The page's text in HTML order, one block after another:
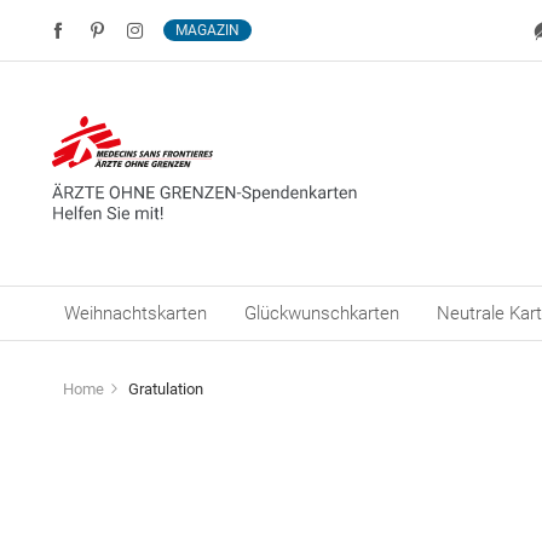
MAGAZIN
Weihnachtskarten Glückwunschkarten Neutrale
Home Gratulation